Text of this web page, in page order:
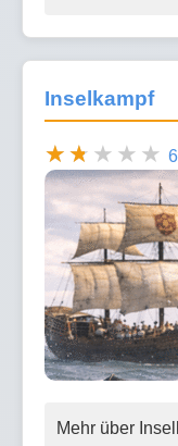
Inselkampf
Mehr über